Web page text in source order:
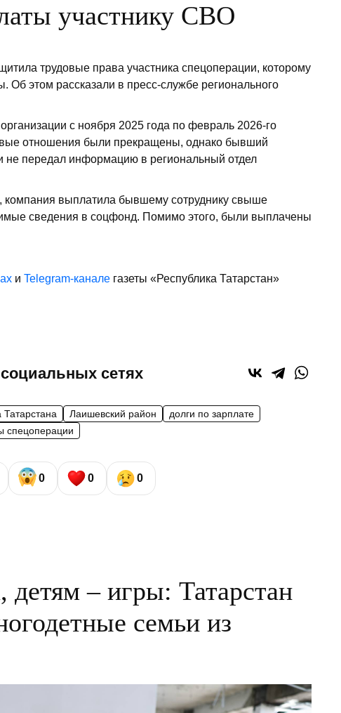
участнику СВО
трудовые права участника спецоперации, которому
Об этом рассказали в пресс-службе регионального
с ноября 2025 года по февраль 2026-го
отношения были прекращены, однако бывший
не передал информацию в региональный отдел
компания выплатила бывшему сотруднику свыше
сведения в соцфонд. Помимо этого, были выплачены
и Telegram-канале газеты «Республика Татарстан»
сетях
Татарстана Лаишевский район
долги по зарплате
спецоперации
0 0 0
– игры: Татарстан
семьи из